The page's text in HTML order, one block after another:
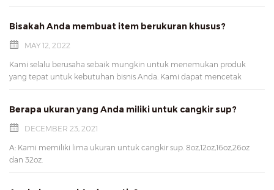
Bisakah Anda membuat item berukuran khusus?
MAY 12, 2022
Kami selalu berusaha sebaik mungkin untuk menemukan produk
yang tepat untuk kebutuhan bisnis Anda. Kami dapat mencetak
membantu Anda!
Berapa ukuran yang Anda miliki untuk cangkir sup?
DECEMBER 23, 2021
A: Kami memiliki lima ukuran untuk cangkir sup. 8oz,12oz,16oz,26oz
dan 32oz.